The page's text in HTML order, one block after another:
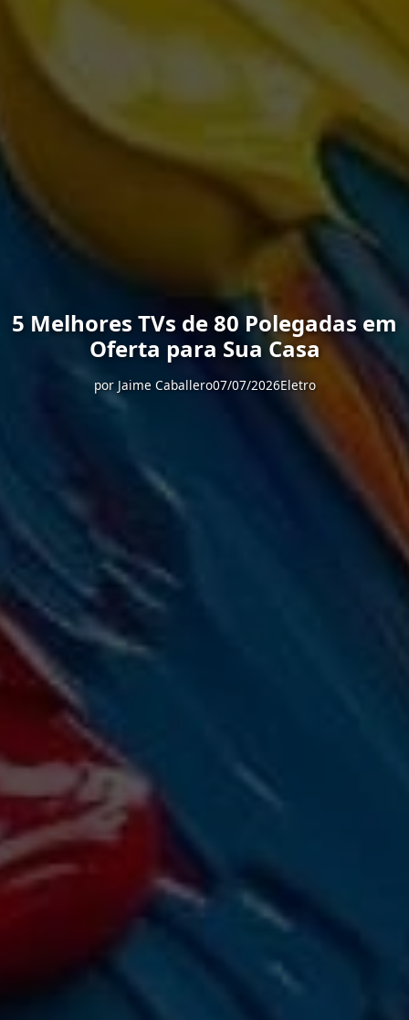
5 Melhores TVs de 80 Polegadas em
Oferta para Sua Casa
por Jaime Caballero07/07/2026Eletro